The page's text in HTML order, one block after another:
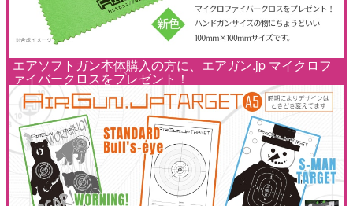
エアソフトガン本体購入の方に、エアガン.jp マイクロフ
ァイバークロスをプレゼント！